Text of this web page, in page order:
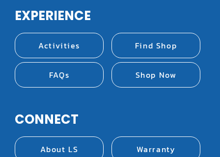
EXPERIENCE
Activities
FAQs
Find Shop
Shop Now
CONNECT
About LS Warranty